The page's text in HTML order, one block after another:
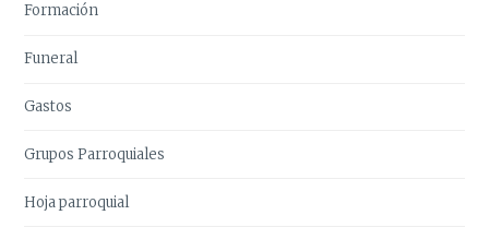
Formación
Funeral
Gastos
Grupos Parroquiales
Hoja parroquial